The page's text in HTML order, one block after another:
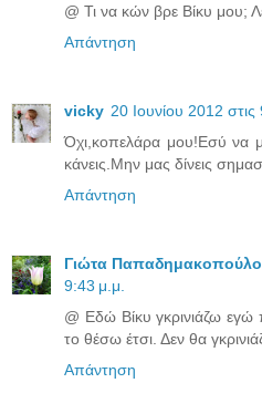
@ Τι να κών βρε Βίκυ μου;
Απάντηση
vicky 20 Ιουνίου 2012 στις
Όχι,κοπελάρα μου!Εσύ να
κάνεις.Μην μας δίνεις
Απάντηση
Γιώτα
9:43 μ.μ.
@ Εδώ Βίκυ γκρινιάζω εγώ
το θέσω έτσι. Δεν θα
Απάντηση